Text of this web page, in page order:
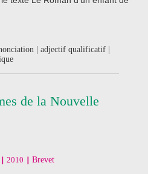
| adjectif qualificatif |
de la Nouvelle
2010 Brevet